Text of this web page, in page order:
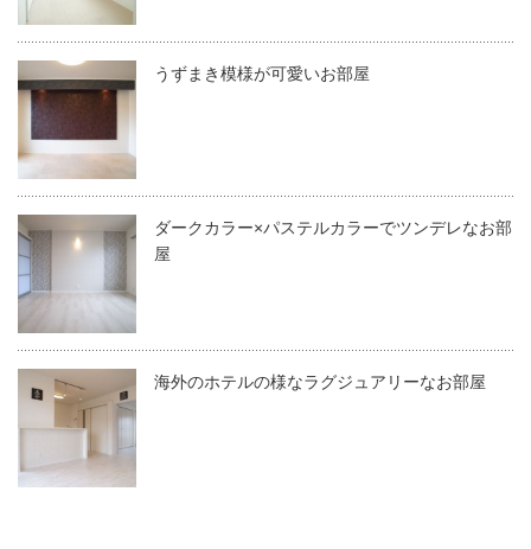
うずまき模様が可愛いお部屋
ダークカラー×パステルカラーでツンデレなお部
屋
海外のホテルの様なラグジュアリーなお部屋